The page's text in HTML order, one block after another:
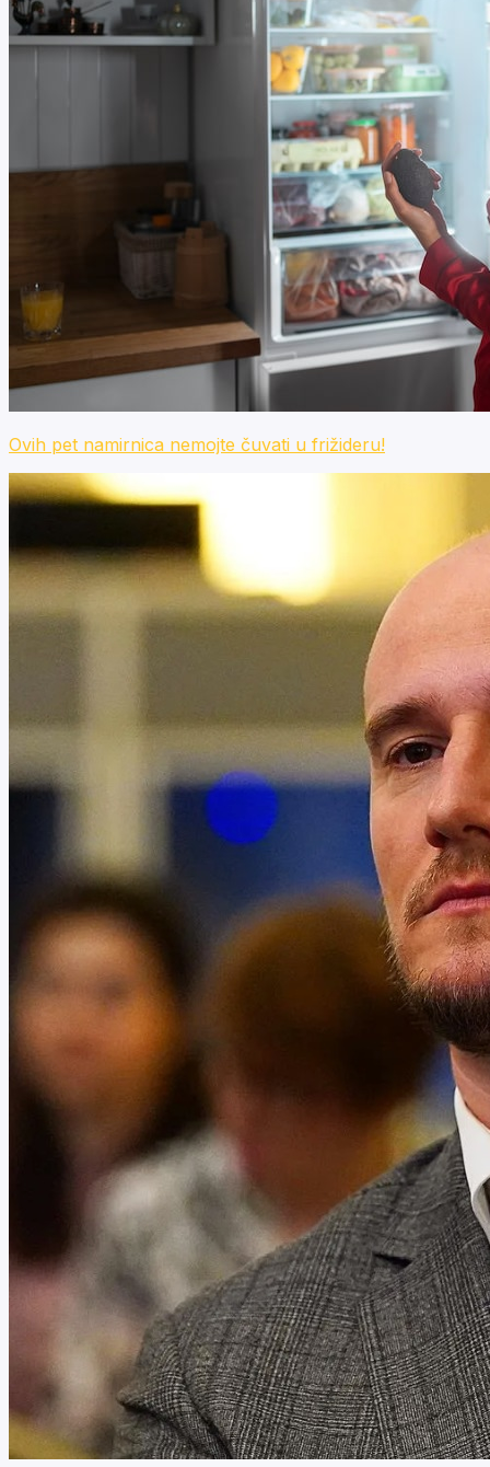
Ovih pet namirnica nemojte čuvati u frižideru!